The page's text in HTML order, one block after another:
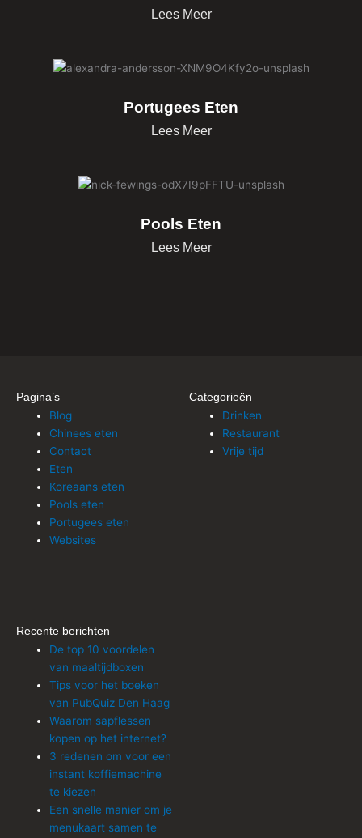
Lees Meer
Portugees Eten
Lees Meer
Pools Eten
Lees Meer
Pagina’s
Blog
Chinees eten
Contact
Eten
Koreaans eten
Pools eten
Portugees eten
Websites
Categorieën
Drinken
Restaurant
Vrije tijd
Recente berichten
De top 10 voordelen
van maaltijdboxen
Tips voor het boeken
van PubQuiz Den Haag
Waarom sapflessen
kopen op het internet?
3 redenen om voor een
instant koffiemachine
te kiezen
Een snelle manier om je
menukaart samen te